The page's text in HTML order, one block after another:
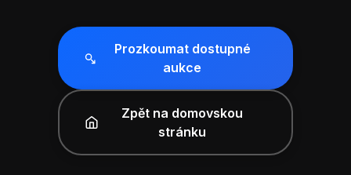
Prozkoumat dostupné
aukce
Zpět na domovskou
stránku